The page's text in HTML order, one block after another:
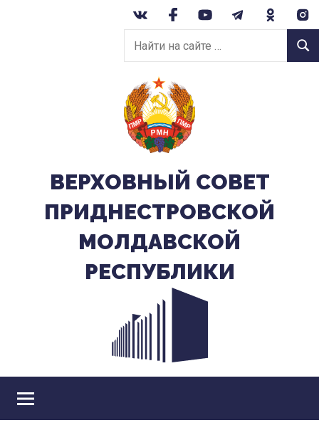
Найти
на
сайте:
ВЕРХОВНЫЙ CОВЕТ
ПРИДНЕСТРОВСКОЙ
МОЛДАВСКОЙ
РЕСПУБЛИКИ